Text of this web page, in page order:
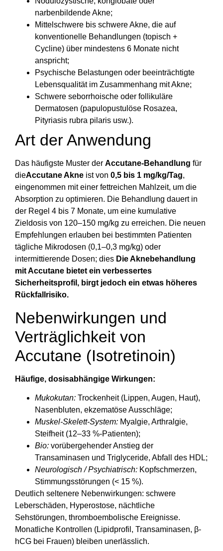
narbenbildende Akne;
Mittelschwere bis schwere Akne, die auf
konventionelle Behandlungen (topisch +
Cycline) über mindestens 6 Monate nicht
anspricht;
Psychische Belastungen oder beeinträchtigte
Lebensqualität im Zusammenhang mit Akne;
Schwere seborrhoische oder follikuläre
Dermatosen (papulopustulöse Rosazea,
Pityriasis rubra pilaris usw.).
Art der Anwendung
Das häufigste Muster der Accutane-Behandlung für
dieAccutane Akne ist von 0,5 bis 1 mg/kg/Tag,
eingenommen mit einer fettreichen Mahlzeit, um die
Absorption zu optimieren. Die Behandlung dauert in
der Regel 4 bis 7 Monate, um eine kumulative
Zieldosis von 120–150 mg/kg zu erreichen. Die neuen
Empfehlungen erlauben bei bestimmten Patienten
tägliche Mikrodosen (0,1–0,3 mg/kg) oder
intermittierende Dosen; dies Die Aknebehandlung
mit Accutane bietet ein verbessertes
Sicherheitsprofil, birgt jedoch ein etwas höheres
Rückfallrisiko.
Nebenwirkungen und
Verträglichkeit von
Accutane (Isotretinoin)
Häufige, dosisabhängige Wirkungen:
Mukokutan: Trockenheit (Lippen, Augen, Haut),
Nasenbluten, ekzematöse Ausschläge;
Muskel-Skelett-System: Myalgie, Arthralgie,
Steifheit (12–33 %-Patienten);
Bio: vorübergehender Anstieg der
Transaminasen und Triglyceride, Abfall des HDL;
Neurologisch / Psychiatrisch: Kopfschmerzen,
Stimmungsstörungen (< 15 %).
Deutlich seltenere Nebenwirkungen: schwere
Leberschäden, Hyperostose, nächtliche
Sehstörungen, thromboembolische Ereignisse.
Monatliche Kontrollen (Lipidprofil, Transaminasen, β-
hCG bei Frauen) bleiben unerlässlich.